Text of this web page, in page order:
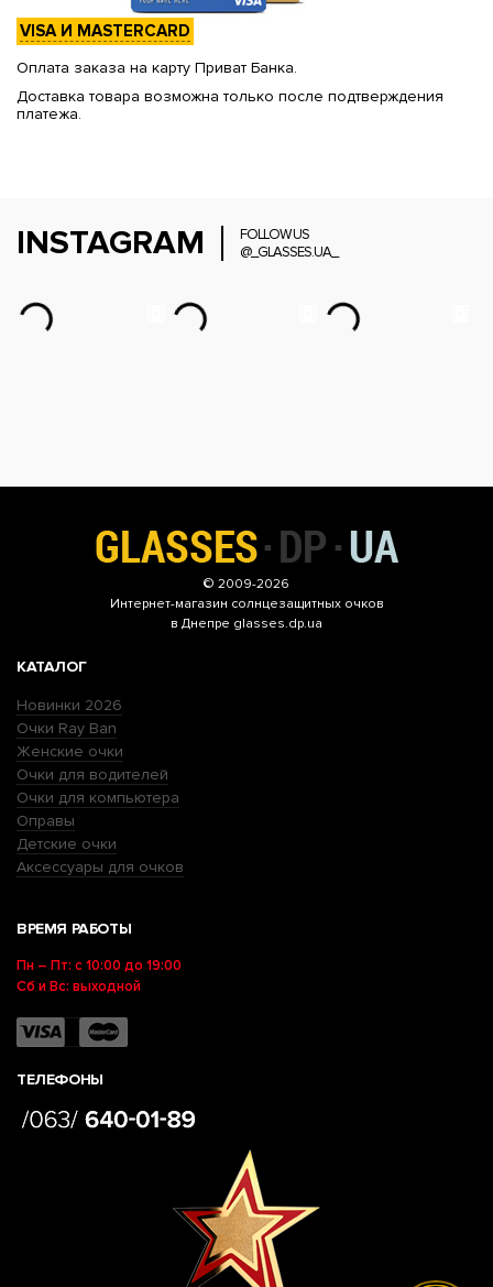
VISA И MASTERCARD
Оплата заказа на карту Приват Банка.
Доставка товара возможна только после подтверждения
платежа.
INSTAGRAM
FOLLOW US
@_GLASSES.UA_
© 2009-2026
Интернет-магазин солнцезащитных очков
в Днепре glasses.dp.ua
КАТАЛОГ
Новинки 2026
Очки Ray Ban
Женские очки
Очки для водителей
Очки для компьютера
Оправы
Детские очки
Аксессуары для очков
ВРЕМЯ РАБОТЫ
Пн – Пт: с 10:00 до 19:00
Сб и Вс: выходной
ТЕЛЕФОНЫ